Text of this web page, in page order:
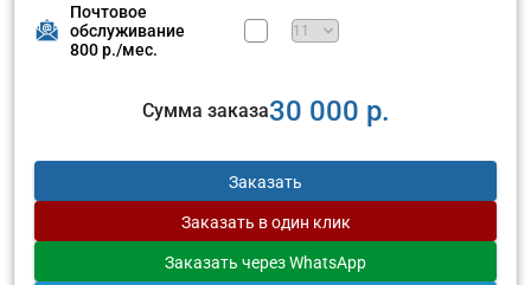
Почтовое
обслуживание
800 р./мес.
Сумма заказа30 000 р.
Заказать
Заказать в один клик
Заказать через WhatsApp